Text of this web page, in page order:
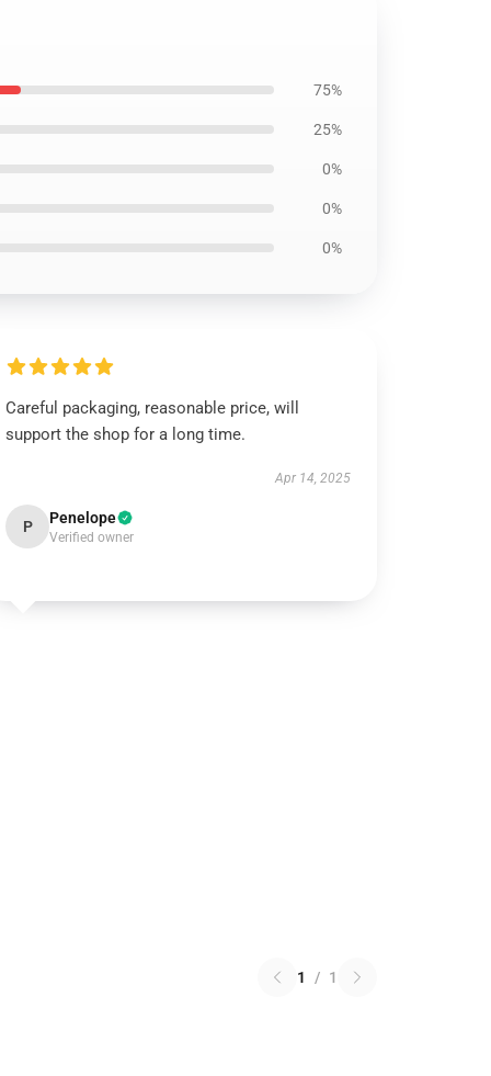
75%
25%
0%
0%
0%
Careful packaging, reasonable price, will
support the shop for a long time.
Apr 14, 2025
P Penelope
Verified owner
1 / 1